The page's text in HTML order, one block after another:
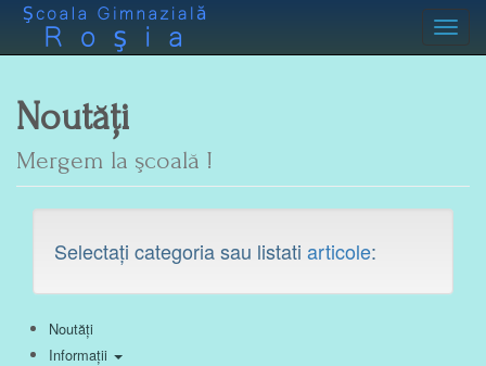
Noutăți
Mergem la şcoală !
Selectați categoria sau listati articole:
Noutăți
Informații